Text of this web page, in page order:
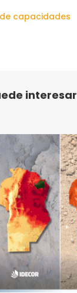
capacidades
interesar